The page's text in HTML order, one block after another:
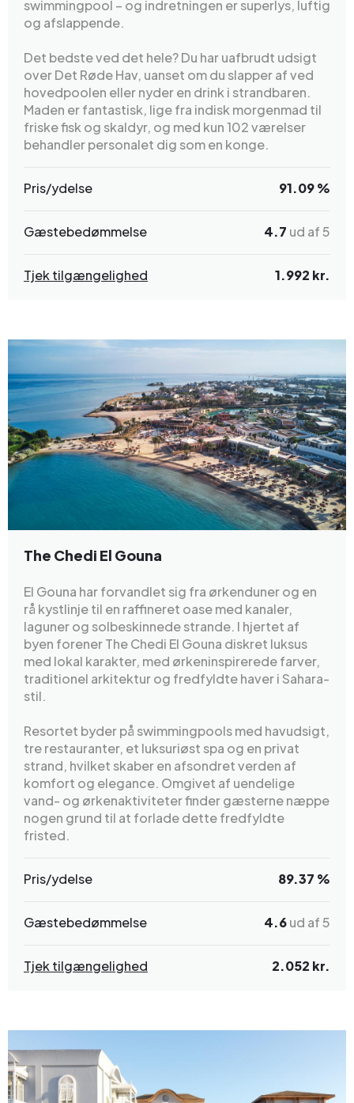
swimmingpool – og indretningen er superlys, luftig
og afslappende.
Det bedste ved det hele? Du har uafbrudt udsigt
over Det Røde Hav, uanset om du slapper af ved
hovedpoolen eller nyder en drink i strandbaren.
Maden er fantastisk, lige fra indisk morgenmad til
friske fisk og skaldyr, og med kun 102 værelser
behandler personalet dig som en konge.
Pris/ydelse 91.09 %
Gæstebedømmelse 4.7 ud af 5
Tjek tilgængelighed 1.992 kr.
The Chedi El Gouna
El Gouna har forvandlet sig fra ørkenduner og en
rå kystlinje til en raffineret oase med kanaler,
laguner og solbeskinnede strande. I hjertet af
byen forener The Chedi El Gouna diskret luksus
med lokal karakter, med ørkeninspirerede farver,
traditionel arkitektur og fredfyldte haver i Sahara-
stil.
Resortet byder på swimmingpools med havudsigt,
tre restauranter, et luksuriøst spa og en privat
strand, hvilket skaber en afsondret verden af
komfort og elegance. Omgivet af uendelige
vand- og ørkenaktiviteter finder gæsterne næppe
nogen grund til at forlade dette fredfyldte
fristed.
Pris/ydelse 89.37 %
Gæstebedømmelse 4.6ud af 5
Tjek tilgængelighed 2.052 kr.